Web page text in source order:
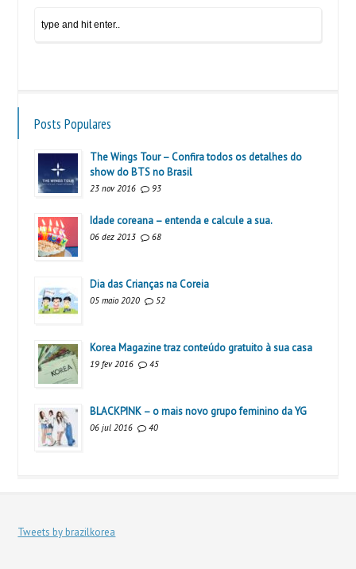
Posts Populares
The Wings Tour – Confira todos os detalhes do
show do BTS no Brasil
23 nov 2016 93
Idade coreana – entenda e calcule a sua.
06 dez 2013 68
Dia das Crianças na Coreia
05 maio 2020 52
Korea Magazine traz conteúdo gratuito à sua casa
19 fev 2016 45
BLACKPINK – o mais novo grupo feminino da YG
06 jul 2016 40
Tweets by brazilkorea